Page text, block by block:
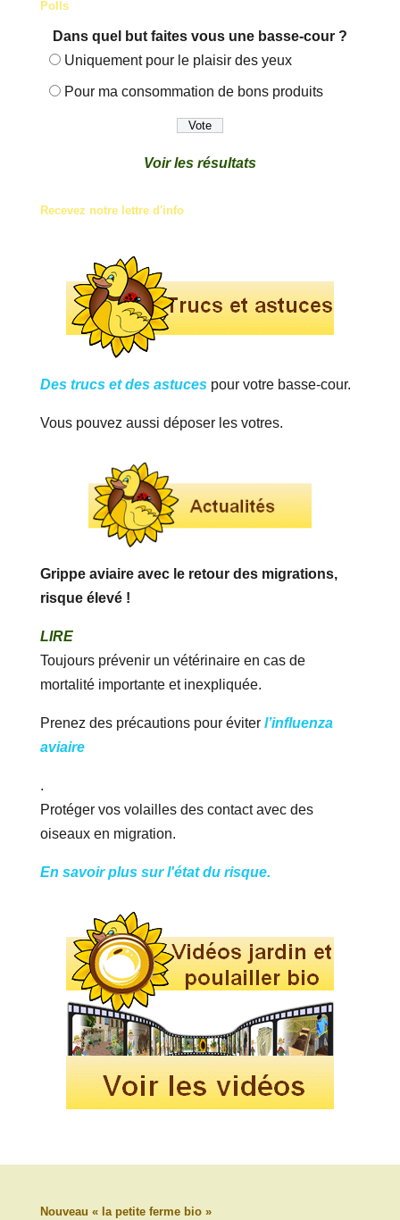
Polls
Dans quel but faites vous une basse-cour ?
Uniquement pour le plaisir des yeux
Pour ma consommation de bons produits
Voir les résultats
Recevez notre lettre d'info
Des trucs et des astucespour votre basse-cour.
Vous pouvez aussi déposer les votres.
Grippe aviaire avec le retour des migrations,
risque élevé !
LIRE
Toujours prévenir un vétérinaire en cas de
mortalité importante et inexpliquée.
Prenez des précautions pour éviter l’influenza
aviaire
.
Protéger vos volailles des contact avec des
oiseaux en migration.
En savoir plus sur l'état du risque.
Nouveau « la petite ferme bio »